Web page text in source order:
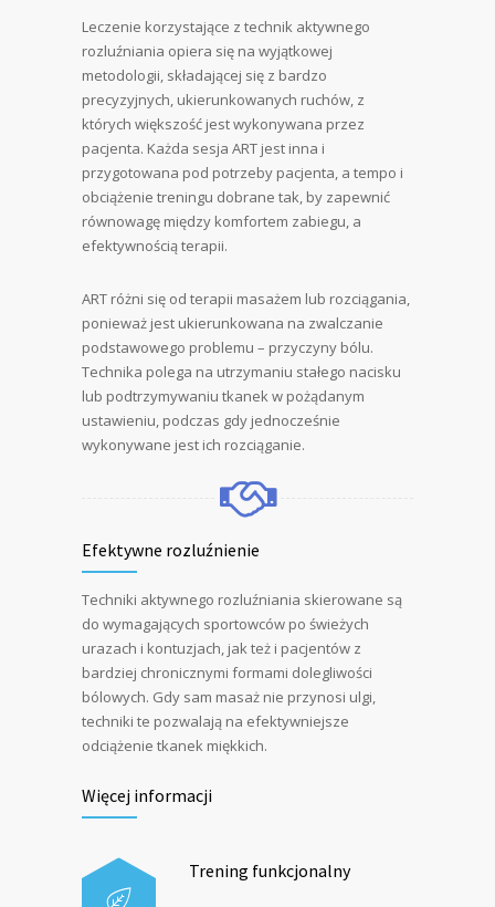
Leczenie korzystające z technik aktywnego
rozluźniania opiera się na wyjątkowej
metodologii, składającej się z bardzo
precyzyjnych, ukierunkowanych ruchów, z
których większość jest wykonywana przez
pacjenta. Każda sesja ART jest inna i
przygotowana pod potrzeby pacjenta, a tempo i
obciążenie treningu dobrane tak, by zapewnić
równowagę między komfortem zabiegu, a
efektywnością terapii.
ART różni się od terapii masażem lub rozciągania,
ponieważ jest ukierunkowana na zwalczanie
podstawowego problemu – przyczyny bólu.
Technika polega na utrzymaniu stałego nacisku
lub podtrzymywaniu tkanek w pożądanym
ustawieniu, podczas gdy jednocześnie
wykonywane jest ich rozciąganie.
Efektywne rozluźnienie
Techniki aktywnego rozluźniania skierowane są
do wymagających sportowców po świeżych
urazach i kontuzjach, jak też i pacjentów z
bardziej chronicznymi formami dolegliwości
bólowych. Gdy sam masaż nie przynosi ulgi,
techniki te pozwalają na efektywniejsze
odciążenie tkanek miękkich.
Więcej informacji
Trening funkcjonalny